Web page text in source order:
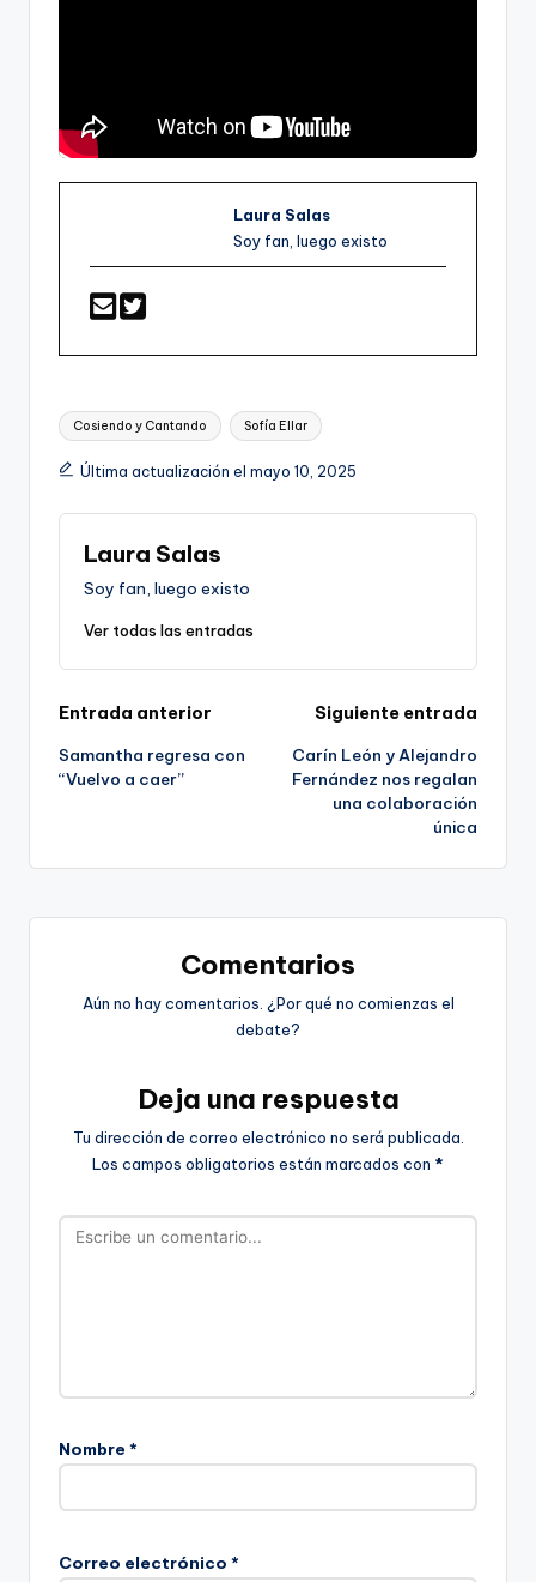
Laura Salas
Soy fan, luego existo
Etiquetas:
Cosiendo y Cantando Sofía Ellar
Última actualización el mayo 10, 2025
Laura Salas
Soy fan, luego existo
Ver todas las entradas
Navegación
de
Entrada anterior
Samantha regresa con
“Vuelvo a caer”
Siguiente entrada
Carín León y Alejandro
Fernández nos regalan
una colaboración
única
Comentarios
Aún no hay comentarios. ¿Por qué no comienzas el
debate?
Deja una respuesta
Tu dirección de correo electrónico no será publicada.
Los campos obligatorios están marcados con *
Nombre *
Correo electrónico *